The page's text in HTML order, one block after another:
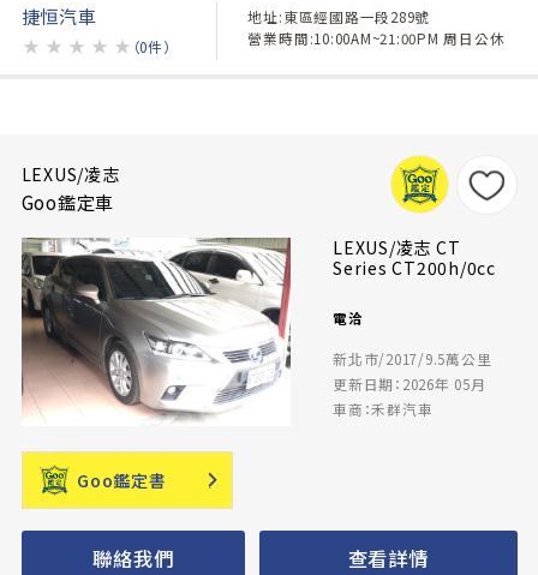
捷恒汽車
★ ★ ★ ★ ★ （0件）
地址:東區經國路一段289號
營業時間:10:00AM~21:00PM 周日公休
LEXUS/凌志
Goo鑑定車
LEXUS/凌志 CT
Series CT200h/0cc
電洽
新北市/2017/9.5萬公里
更新日期：2026年 05月
車商：禾群汽車
Goo鑑定書
聯絡我們 查看詳情